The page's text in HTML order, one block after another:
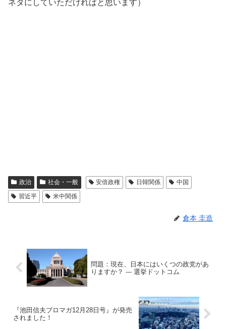
ネタにしていただければと思います）
政治 社会・一般 安倍政権 日韓関係
中国
習近平
米中関係
倉本 圭造
問題：現在、日本にはいくつの政党があ
りますか？ --- 選挙ドットコム
『池田信夫ブロマガ12月28日号』が発売
されました！